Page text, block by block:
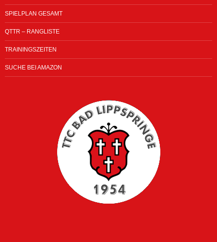
SPIELPLAN GESAMT
QTTR – RANGLISTE
TRAININGSZEITEN
SUCHE BEI AMAZON